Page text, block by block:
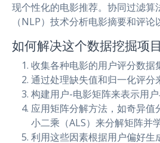
现个性化的电影推荐。协同过滤算
（NLP）技术分析电影摘要和评论
如何解决这个数据挖掘项
收集各种电影的用户评分数据
通过处理缺失值和归一化评分
构建用户-电影矩阵来表示用户
应用矩阵分解方法，如奇异值
小二乘（ALS）来分解矩阵并
利用这些因素根据用户偏好生